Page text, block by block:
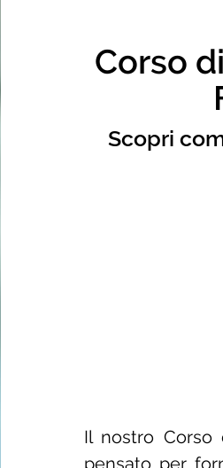
Corso
Scopri
Il nostro Corso
pensato per